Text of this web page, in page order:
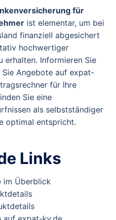
für
ist elementar, um bei
finanziell abgesichert
hochwertiger
erhalten. Informieren Sie
Angebote auf expat-
für Ihre
Sie eine
als selbstständiger
optimal entspricht.
Links
im Überblick